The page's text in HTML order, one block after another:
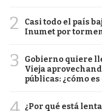
2
Casi todo el país
Inumet por
3
Gobierno quiere
Vieja
públicas: ¿cómo
¿Por qué está